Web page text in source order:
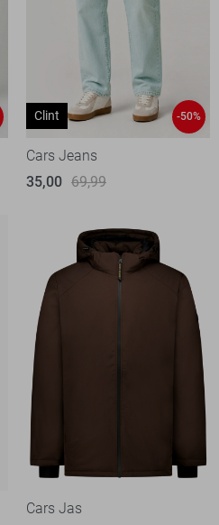
Clint -50%
Cars Jeans
35,00 69,99
Cars Jas